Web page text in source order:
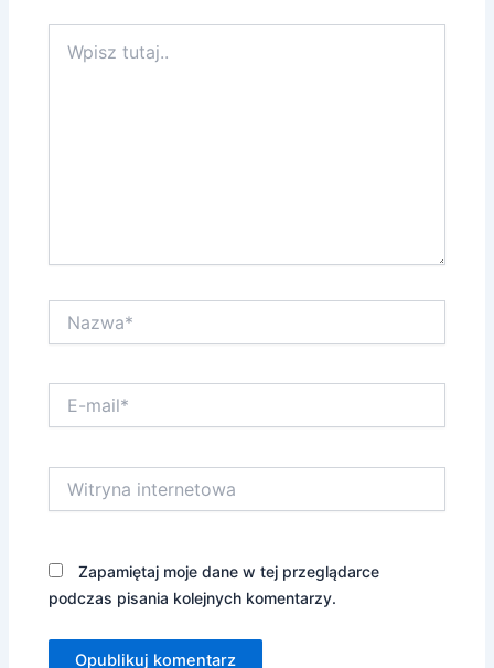
tutaj..
mail*
internetowa
Zapamiętaj moje dane w tej przeglądarce
podczas pisania kolejnych komentarzy.